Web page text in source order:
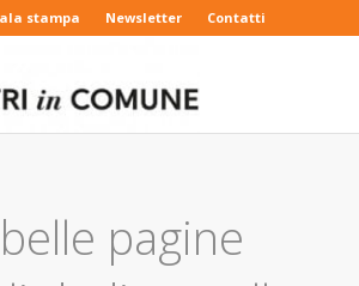
stampa Newsletter Contatti
pagine